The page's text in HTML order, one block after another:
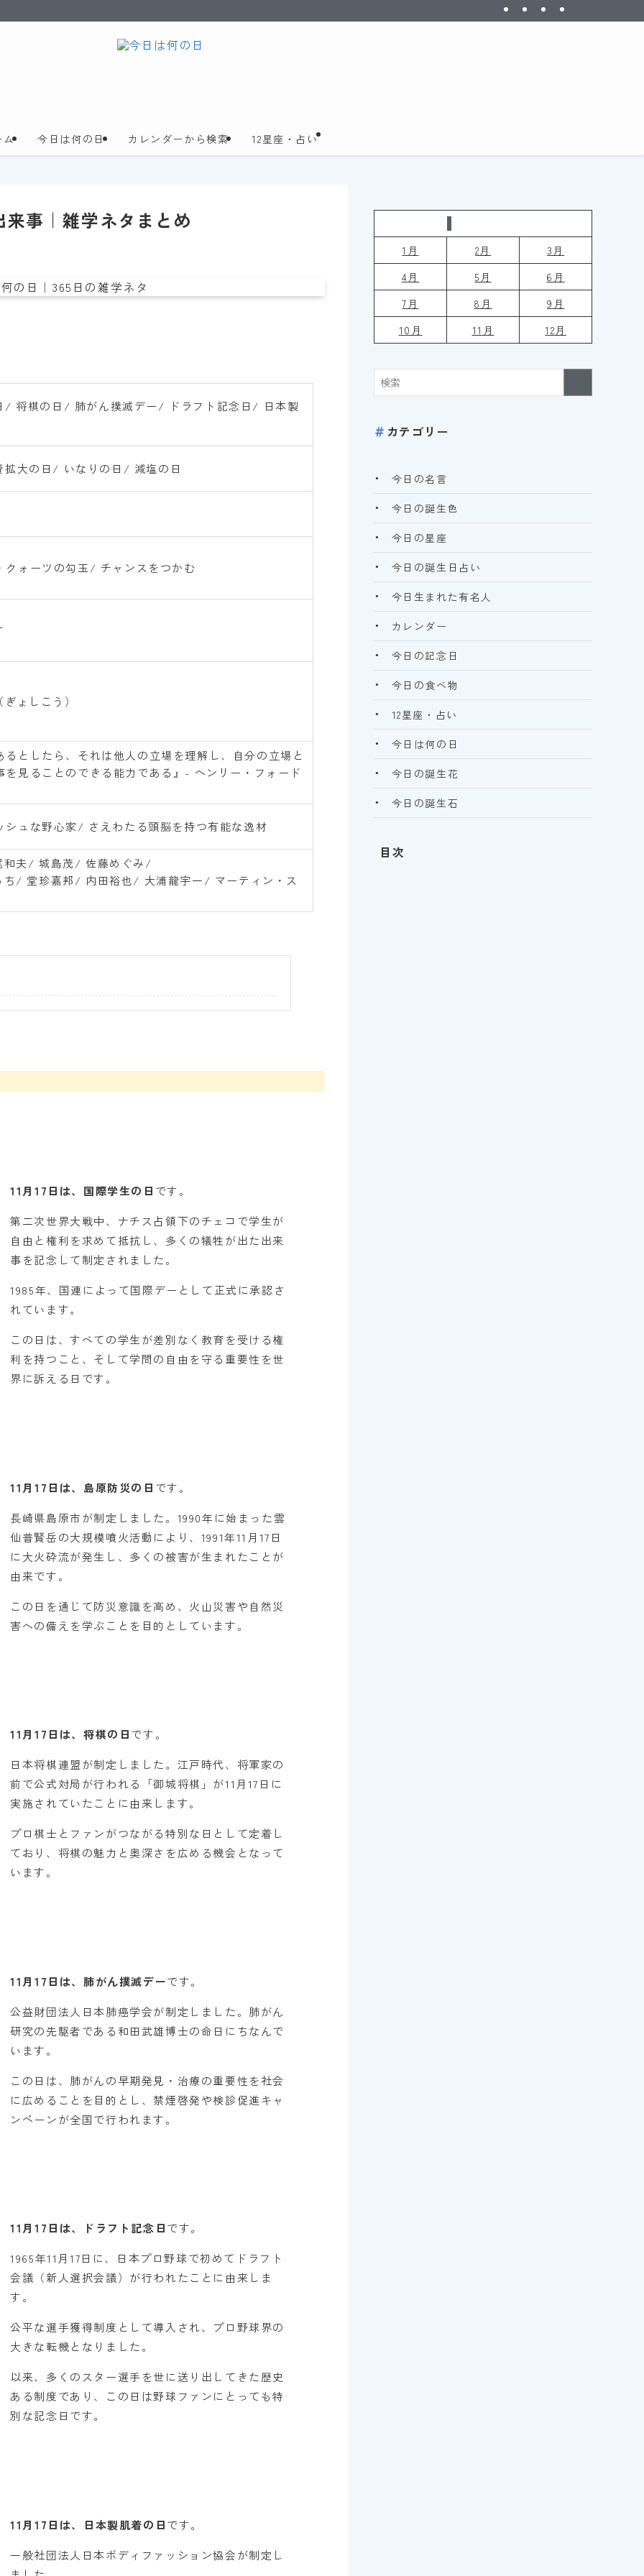
ム 今日は何の日 カレンダーから検索 12星座・占い
来事｜雑学ネタまとめ
/ 将棋の日/ 肺がん撲滅デー/ ドラフト記念日/ 日本製
大の日/ いなりの日/ 減塩の日
クォーツの勾玉/ チャンスをつかむ
ょしこう）
としたら、それは他人の立場を理解し、自分の立場と
見ることのできる能力である』- ヘンリー・フォード
シュな野心家/ さえわたる頭脳を持つ有能な逸材
夫/ 城島茂/ 佐藤めぐみ/
/ 堂珍嘉邦/ 内田裕也/ 大浦龍宇一/ マーティン・ス
11月17日は、国際学生の日 です。
第二次世界大戦中、ナチス占領下のチェコで学生が
自由と権利を求めて抵抗し、多くの犠牲が出た出来
事を記念して制定されました。
1985年、国連によって国際デーとして正式に承認さ
れています。
この日は、すべての学生が差別なく教育を受ける権
利を持つこと、そして学問の自由を守る重要性を世
界に訴える日です。
11月17日は、島原防災の日 です。
長崎県島原市が制定しました。1990年に始まった雲
仙普賢岳の大規模噴火活動により、1991年11月17日
に大火砕流が発生し、多くの被害が生まれたことが
由来です。
この日を通じて防災意識を高め、火山災害や自然災
害への備えを学ぶことを目的としています。
11月17日は、将棋の日です。
日本将棋連盟が制定しました。江戸時代、将軍家の
前で公式対局が行われる「御城将棋」が11月17日に
実施されていたことに由来します。
プロ棋士とファンがつながる特別な日として定着し
ており、将棋の魅力と奥深さを広める機会となって
います。
11月17日は、肺がん撲滅デーです。
公益財団法人日本肺癌学会が制定しました。肺がん
研究の先駆者である和田武雄博士の命日にちなんで
います。
この日は、肺がんの早期発見・治療の重要性を社会
に広めることを目的とし、禁煙啓発や検診促進キャ
ンペーンが全国で行われます。
11月17日は、ドラフト記念日です。
1965年11月17日に、日本プロ野球で初めてドラフト
会議（新人選択会議）が行われたことに由来しま
す。
公平な選手獲得制度として導入され、プロ野球界の
大きな転機となりました。
以来、多くのスター選手を世に送り出してきた歴史
ある制度であり、この日は野球ファンにとっても特
別な記念日です。
11月17日は、日本製肌着の日です。
一般社団法人日本ボディファッション協会が制定し
1月
2月
3月
4月
5月
6月
7月
8月 9 月
10月
11月 12月
＃ カテゴリー
今日の名言
今日の誕生色
今日の星座
今日の誕生日占い
今日生まれた有名人
カレンダー
今日の記念日
今日の食べ物
12星座・占い
今日は何の日
今日の誕生花
今日の誕生石
目次